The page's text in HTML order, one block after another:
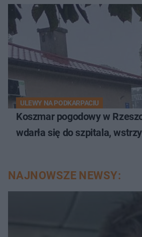
ULEWY NA PODKARPACIU
Koszmar pogodowy w
wdarła się do szpitala,
NAJNOWSZE NEWSY: